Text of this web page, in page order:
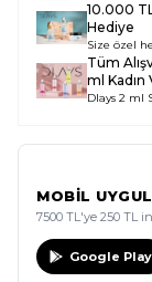
10.000
Hediye
Size özel
Tüm
ml Kadın
Dlays 2 ml
MOBİL
7500 TL'ye 250 TL
Google Play